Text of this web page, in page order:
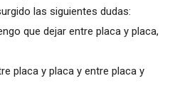
las siguientes dudas:
que dejar entre placa y placa,
placa y placa y entre placa y